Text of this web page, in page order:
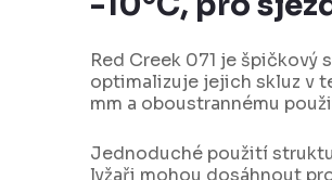
Red Creek 071 je špičkový
optimalizuje jejich skluz v
mm a oboustrannému
Jednoduché použití
lyžaři mohou dosáhnout